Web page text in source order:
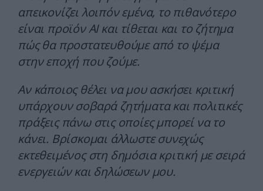
απεικονίζει λοιπόν εμένα, το πιθανότερο
είναι προϊόν AI και τίθεται και το ζήτημα
πώς θα προστατευθούμε από το ψέμα
στην εποχή που ζούμε.
Αν κάποιος θέλει να μου ασκήσει κριτική
υπάρχουν σοβαρά ζητήματα και πολιτικές
πράξεις πάνω στις οποίες μπορεί να το
κάνει. Βρίσκομαι άλλωστε συνεχώς
εκτεθειμένος στη δημόσια κριτική με σειρά
ενεργειών και δηλώσεων μου.